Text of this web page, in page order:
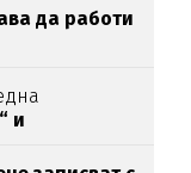
да работи
и